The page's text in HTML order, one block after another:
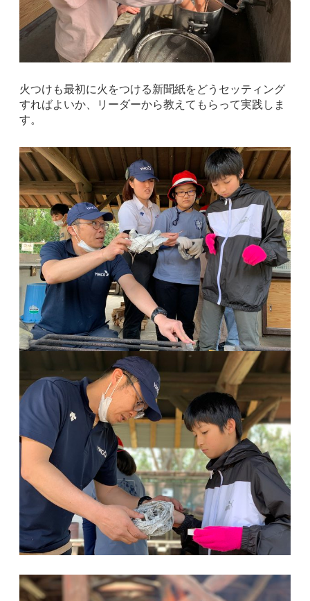
火つけも最初に火をつける新聞紙をどうセッティング
すればよいか、リーダーから教えてもらって実践しま
す。